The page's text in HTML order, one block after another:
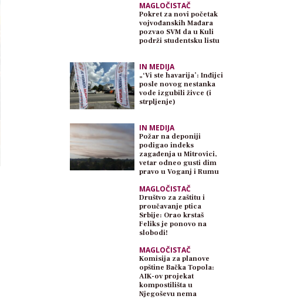
MAGLOČISTAČ
Pokret za novi početak
vojvođanskih Mađara
pozvao SVM da u Kuli
podrži studentsku listu
IN MEDIJA
„‘Vi ste havarija’: Inđijci
posle novog nestanka
vode izgubili živce (i
strpljenje)
IN MEDIJA
Požar na deponiji
podigao indeks
zagađenja u Mitrovici,
vetar odneo gusti dim
pravo u Voganj i Rumu
MAGLOČISTAČ
Društvo za zaštitu i
proučavanje ptica
Srbije: Orao krstaš
Feliks je ponovo na
slobodi!
MAGLOČISTAČ
Komisija za planove
opštine Bačka Topola:
AIK-ov projekat
kompostilišta u
Njegoševu nema